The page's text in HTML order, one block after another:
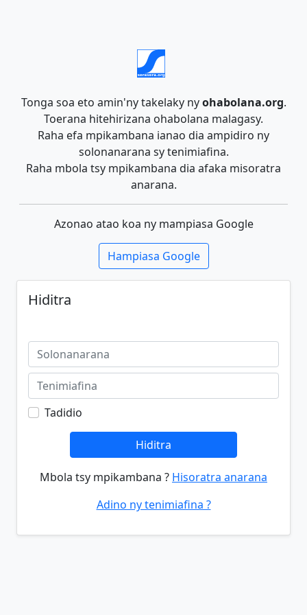
Tonga soa eto amin'ny takelaky nyohabolana.org.
Toerana hitehirizana ohabolana malagasy.
Raha efa mpikambana ianao dia ampidiro ny
solonanarana sy tenimiafina.
Raha mbola tsy mpikambana dia afaka misoratra
anarana.
Azonao atao koa ny mampiasa Google
Hampiasa Google
Hiditra
Tadidio
Hiditra
Mbola tsy mpikambana ? Hisoratra anarana
Adino ny tenimiafina ?